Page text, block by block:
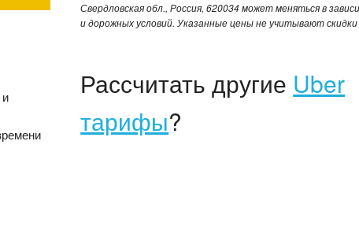
и
Свердловская обл., Россия, 620034 может меняться в
и дорожных условий. Указанные цены не учитывают
Рассчитать другие Uber
тарифы?